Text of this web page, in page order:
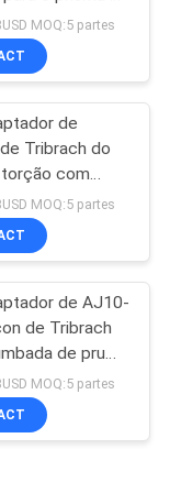
59
avaliação
MOQ:5 partes
de
Tribrach do
com
de prumo
MOQ:5 partes
de AJ10-
de Tribrach
de prumo
MOQ:5 partes